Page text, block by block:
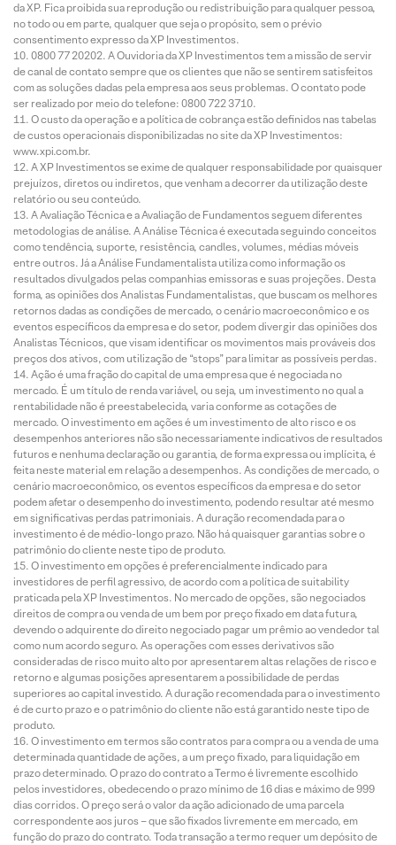
da XP. Fica proibida sua reprodução ou redistribuição para qualquer pessoa,
no todo ou em parte, qualquer que seja o propósito, sem o prévio
consentimento expresso da XP Investimentos.
0800 77 20202. A Ouvidoria da XP Investimentos tem a missão de servir
de canal de contato sempre que os clientes que não se sentirem satisfeitos
com as soluções dadas pela empresa aos seus problemas. O contato pode
ser realizado por meio do telefone: 0800 722 3710.
O custo da operação e a política de cobrança estão definidos nas tabelas
de custos operacionais disponibilizadas no site da XP Investimentos:
www.xpi.com.br.
A XP Investimentos se exime de qualquer responsabilidade por quaisquer
prejuízos, diretos ou indiretos, que venham a decorrer da utilização deste
relatório ou seu conteúdo.
A Avaliação Técnica e a Avaliação de Fundamentos seguem diferentes
metodologias de análise. A Análise Técnica é executada seguindo conceitos
como tendência, suporte, resistência, candles, volumes, médias móveis
entre outros. Já a Análise Fundamentalista utiliza como informação os
resultados divulgados pelas companhias emissoras e suas projeções. Desta
forma, as opiniões dos Analistas Fundamentalistas, que buscam os melhores
retornos dadas as condições de mercado, o cenário macroeconômico e os
eventos específicos da empresa e do setor, podem divergir das opiniões dos
Analistas Técnicos, que visam identificar os movimentos mais prováveis dos
preços dos ativos, com utilização de “stops” para limitar as possíveis perdas.
Ação é uma fração do capital de uma empresa que é negociada no
mercado. É um título de renda variável, ou seja, um investimento no qual a
rentabilidade não é preestabelecida, varia conforme as cotações de
mercado. O investimento em ações é um investimento de alto risco e os
desempenhos anteriores não são necessariamente indicativos de resultados
futuros e nenhuma declaração ou garantia, de forma expressa ou implícita, é
feita neste material em relação a desempenhos. As condições de mercado, o
cenário macroeconômico, os eventos específicos da empresa e do setor
podem afetar o desempenho do investimento, podendo resultar até mesmo
em significativas perdas patrimoniais. A duração recomendada para o
investimento é de médio-longo prazo. Não há quaisquer garantias sobre o
patrimônio do cliente neste tipo de produto.
O investimento em opções é preferencialmente indicado para
investidores de perfil agressivo, de acordo com a política de suitability
praticada pela XP Investimentos. No mercado de opções, são negociados
direitos de compra ou venda de um bem por preço fixado em data futura,
devendo o adquirente do direito negociado pagar um prêmio ao vendedor tal
como num acordo seguro. As operações com esses derivativos são
consideradas de risco muito alto por apresentarem altas relações de risco e
retorno e algumas posições apresentarem a possibilidade de perdas
superiores ao capital investido. A duração recomendada para o investimento
é de curto prazo e o patrimônio do cliente não está garantido neste tipo de
produto.
O investimento em termos são contratos para compra ou a venda de uma
determinada quantidade de ações, a um preço fixado, para liquidação em
prazo determinado. O prazo do contrato a Termo é livremente escolhido
pelos investidores, obedecendo o prazo mínimo de 16 dias e máximo de 999
dias corridos. O preço será o valor da ação adicionado de uma parcela
correspondente aos juros – que são fixados livremente em mercado, em
função do prazo do contrato. Toda transação a termo requer um depósito de